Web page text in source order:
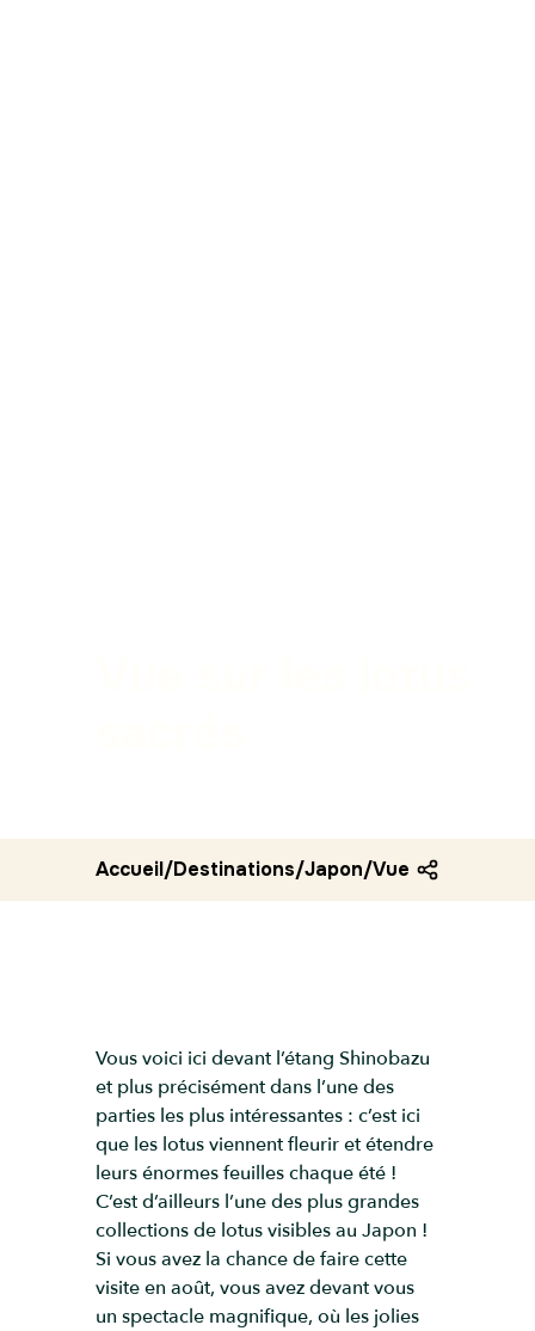
Accueil/Destinations/Japon/Vue sur les
Vous voici ici devant l’étang Shinobazu
et plus précisément dans l’une des
parties les plus intéressantes : c’est ici
que les lotus viennent fleurir et étendre
leurs énormes feuilles chaque été !
C’est d’ailleurs l’une des plus grandes
collections de lotus visibles au Japon !
Si vous avez la chance de faire cette
visite en août, vous avez devant vous
un spectacle magnifique, où les jolies